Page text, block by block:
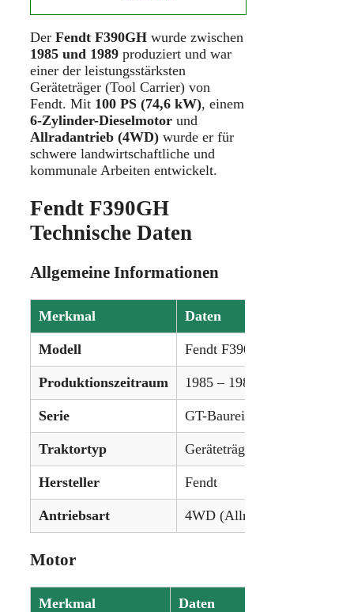
Der Fendt F390GH wurde zwischen
1985 und 1989 produziert und war
einer der leistungsstärksten
Geräteträger (Tool Carrier) von
Fendt. Mit 100 PS (74,6 kW), einem
6-Zylinder-Dieselmotor und
Allradantrieb (4WD) wurde er für
schwere landwirtschaftliche und
kommunale Arbeiten entwickelt.
Fendt F390GH
Technische Daten
Allgemeine Informationen
Merkmal Daten
Modell Fendt F390GH
Produktionszeitraum 1985 – 1989
Serie GT-Baureihe
Traktortyp Geräteträger (Tool Carrier)
Hersteller Fendt
Antriebsart 4WD (Allradantrieb)
Motor
Merkmal Daten